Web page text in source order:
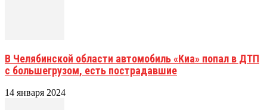
В Челябинской области автомобиль «Киа» попал в ДТП
с большегрузом, есть пострадавшие
14 января 2024